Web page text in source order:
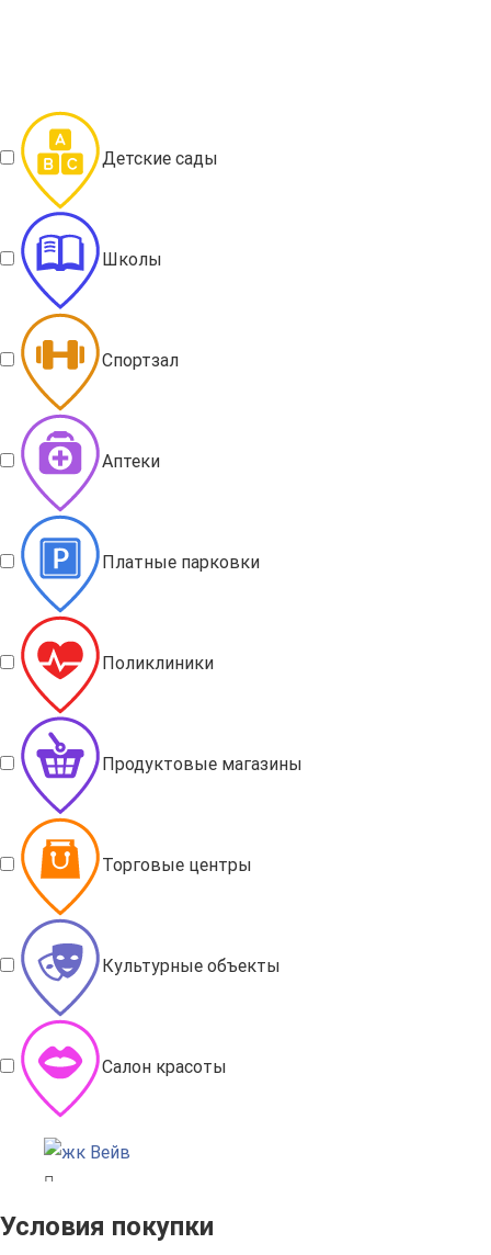
Детские сады
Школы
Спортзал
Аптеки
Платные парковки
Поликлиники
Продуктовые магазины
Торговые центры
Культурные объекты
Салон красоты
Условия покупки